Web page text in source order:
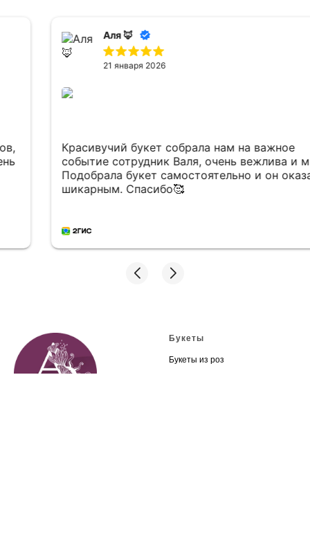
Аля 🦊
21 января 2026
Красивучий букет собрала нам на важное
событие сотрудник Валя, очень вежлива и мила.
Подобрала букет самостоятельно и он оказался
шикарным. Спасибо🥰
Букеты
Букеты из роз